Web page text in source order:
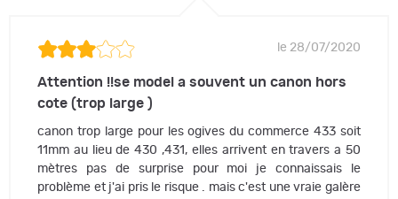
le 28/07/2020
Attention !!se model a souvent un canon hors
cote (trop large )
canon trop large pour les ogives du commerce 433 soit
11mm au lieu de 430 ,431, elles arrivent en travers a 50
mètres pas de surprise pour moi je connaissais le
problème et j'ai pris le risque . mais c'est une vraie galère